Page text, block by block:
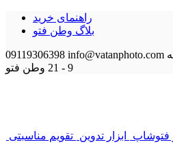
راهنمای خرید
بلاگ وطن فتو
09119306398 info@vatanphoto.com
9 - 21
وطن فتو
فتوشاپ ابزار تدوین تقویم مناسبتی